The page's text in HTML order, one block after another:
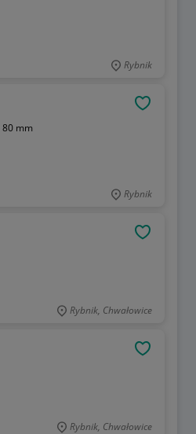
Rybnik
80 mm
Rybnik
Rybnik, Chwałowice
Rybnik, Chwałowice